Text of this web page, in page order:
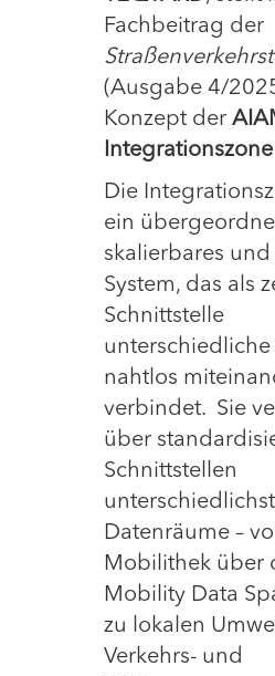
Fachbeitrag der
(Ausgabe 4/
Konzept der
Integrationszone
Die
ein
skalierbares
System, das als
Schnittstelle
unterschiedliche
nahtlos
verbindet. Sie
über
Schnittstellen
Datenräume –
Mobilithek über
Mobility Data
zu lokalen
Verkehrs- und